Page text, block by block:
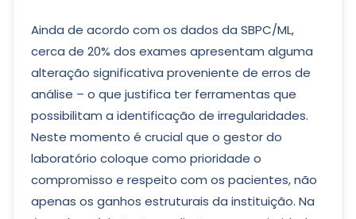
Ainda de acordo com os dados da SBPC/ML,
cerca de 20% dos exames apresentam alguma
alteração significativa proveniente de erros de
análise – o que justifica ter ferramentas que
possibilitam a identificação de irregularidades.
Neste momento é crucial que o gestor do
laboratório coloque como prioridade o
compromisso e respeito com os pacientes, não
apenas os ganhos estruturais da instituição. Na